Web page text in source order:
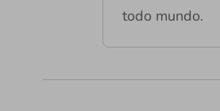
todo mundo.